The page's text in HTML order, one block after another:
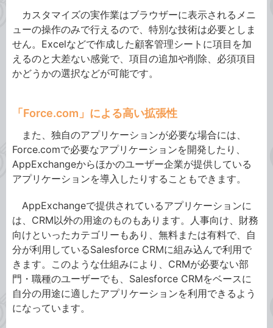
カスタマイズの実作業はブラウザーに表示されるメニ
ューの操作のみで行えるので、特別な技術は必要としま
せん。Excelなどで作成した顧客管理シートに項目を加
えるのと大差ない感覚で、項目の追加や削除、必須項目
かどうかの選択などが可能です。
「Force.com」による高い拡張性
また、独自のアプリケーションが必要な場合には、
Force.comで必要なアプリケーションを開発したり、
AppExchangeからほかのユーザー企業が提供している
アプリケーションを導入したりすることもできます。
AppExchangeで提供されているアプリケーションに
は、CRM以外の用途のものもあります。人事向け、財務
向けといったカテゴリーもあり、無料または有料で、自
分が利用しているSalesforce CRMに組み込んで利用で
きます。このような仕組みにより、CRMが必要ない部
門・職種のユーザーでも、Salesforce CRMをベースに
自分の用途に適したアプリケーションを利用できるよう
になっています。